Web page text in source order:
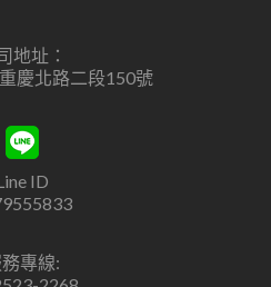
地址：
慶北路二段150號
ID
專線: